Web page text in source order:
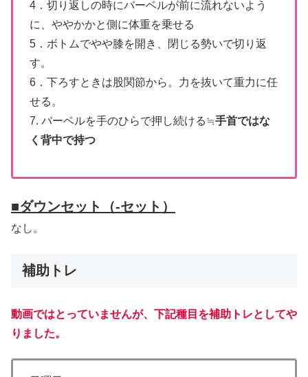
4．切り返しの時にバーベルが前に流れないよう
に、ややかかと側に体重を乗せる
5．ボトムでやや膝を開き、閉じる勢いで切り返
す。
6．下ろすときは股関節から。力を抜いて重力に任
せる。
7. バーベルを手のひらで押し続ける≒手首ではな
く背中で持つ
■ダウンセット（-セット）
なし。
補助トレ
動画ではとっていませんが、下記種目を補助トレとしてや
りました。